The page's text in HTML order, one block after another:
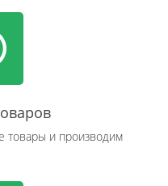
товары и производим